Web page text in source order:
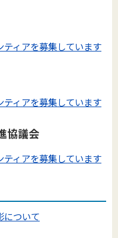
ィアを募集しています
ィアを募集しています
協議会
ィアを募集しています
について